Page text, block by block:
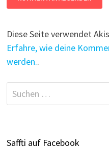
Diese Seite verwendet
Erfahre, wie deine
werden..
Suchen
nach:
Saffti auf Facebook